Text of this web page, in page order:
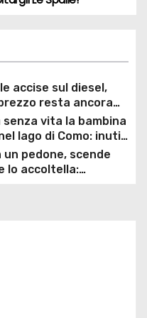
accise sul diesel,
resta ancora
nonostante lo
dal Governo
vita la bambina
lago di Como: inutili
dei
pedone, scende
lo accoltella: